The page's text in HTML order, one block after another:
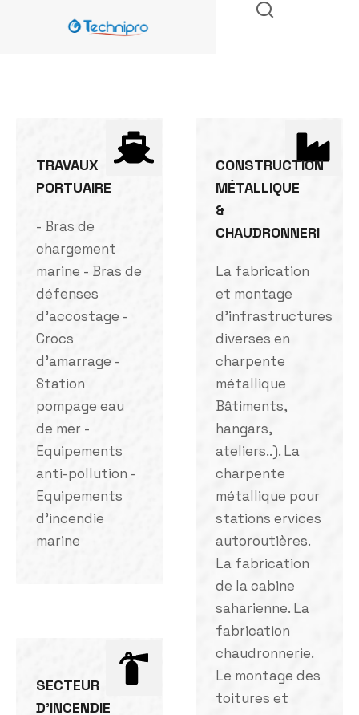
TRAVAUX
PORTUAIRE
- Bras de
chargement
marine - Bras de
défenses
d'accostage -
Crocs
d'amarrage -
Station
pompage eau
de mer -
Equipements
anti-pollution -
Equipements
d'incendie
marine
SECTEUR
D'INCENDIE
CONSTRUCTION
MÉTALLIQUE
&
CHAUDRONNERI
La fabrication
et montage
d'infrastructures
diverses en
charpente
métallique
Bâtiments,
hangars,
ateliers..). La
charpente
métallique pour
stations ervices
autoroutières.
La fabrication
de la cabine
saharienne. La
fabrication
chaudronnerie.
Le montage des
toitures et